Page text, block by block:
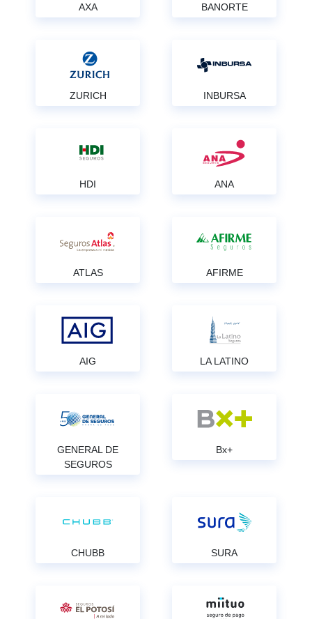
AXA BANORTE
ZURICH INBURSA
HDI ANA
ATLAS AFIRME
AIG LA LATINO
GENERAL DE
SEGUROS
Bx+
CHUBB SURA